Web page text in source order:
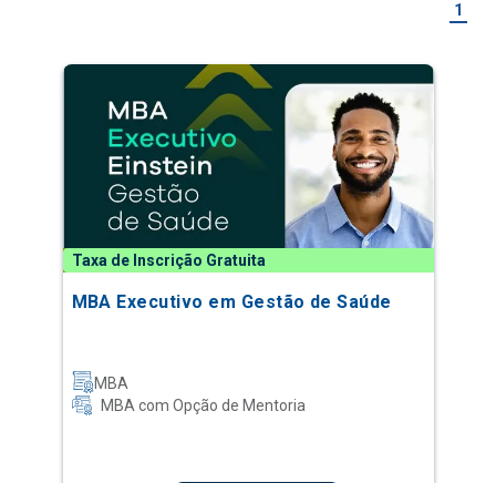
1
Taxa de Inscrição Gratuita
MBA Executivo em Gestão de Saúde
MBA
MBA com Opção de Mentoria